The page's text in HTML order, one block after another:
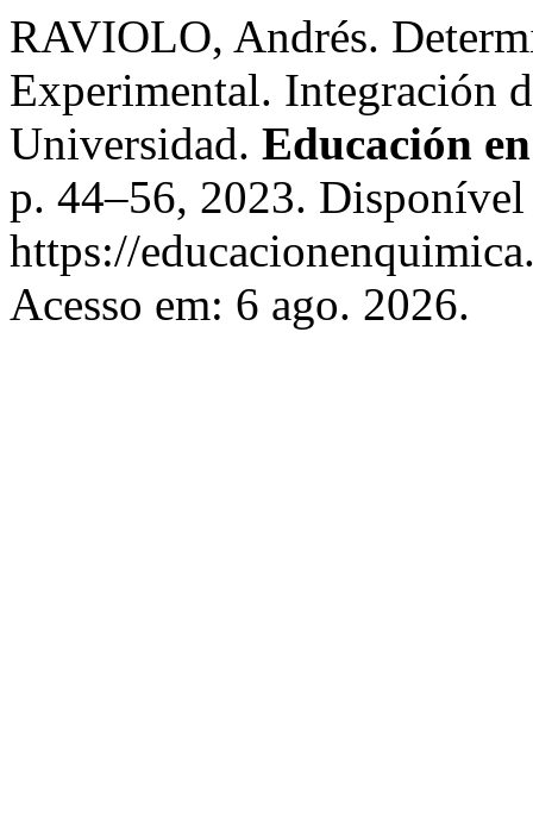
RAVIOLO, Andrés.
Experimental. Integración
Universidad. Educación
p. 44–56, 2023. Disponível
https://
Acesso em: 6 ago. 2026.